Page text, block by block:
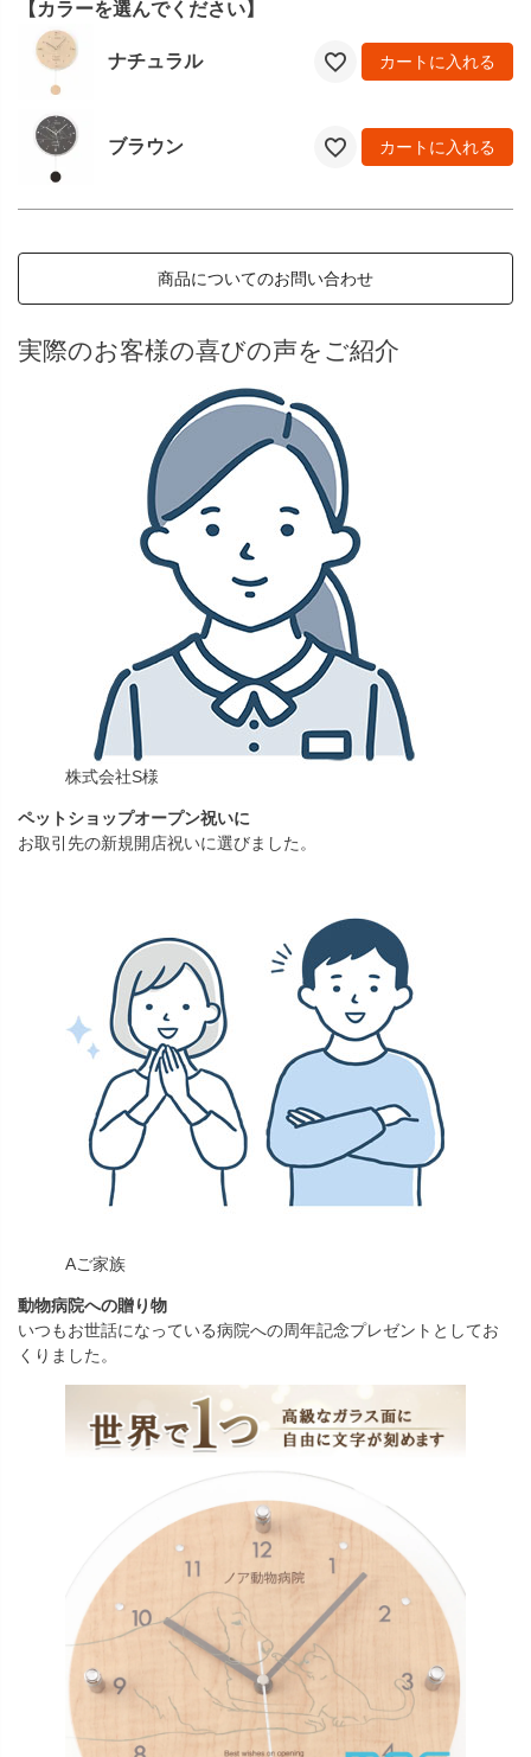
【カラーを選んでください】
ナチュラル カートに入れる
ブラウン カートに入れる
商品についてのお問い合わせ
実際のお客様の喜びの声をご紹介
株式会社S様
ペットショップオープン祝いに
お取引先の新規開店祝いに選びました。
Aご家族
動物病院への贈り物
いつもお世話になっている病院への周年記念プレゼントとしてお
くりました。